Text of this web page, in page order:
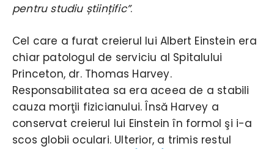
pentru studiu științific”.
Cel care a furat creierul lui Albert Einstein era
chiar patologul de serviciu al Spitalului
Princeton, dr. Thomas Harvey.
Responsabilitatea sa era aceea de a stabili
cauza morţii fizicianului. Însă Harvey a
conservat creierul lui Einstein în formol şi i-a
scos globii oculari. Ulterior, a trimis restul